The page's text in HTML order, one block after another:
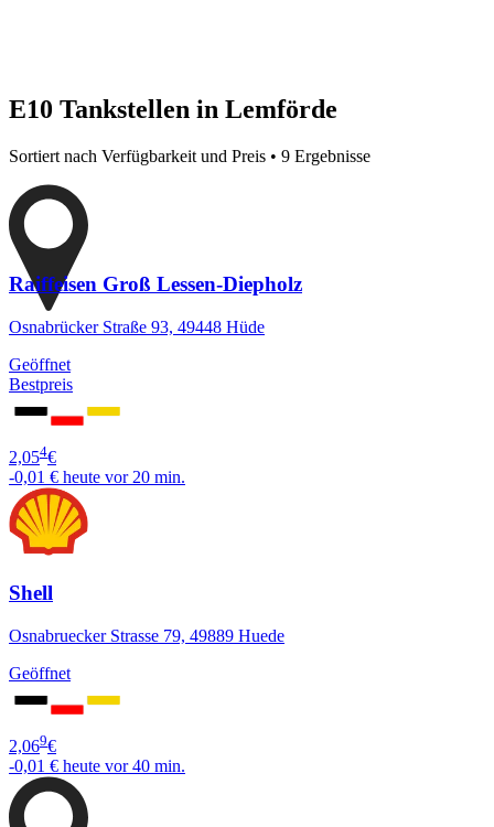
E10 Tankstellen in Lemförde
Sortiert nach Verfügbarkeit und Preis • 9 Ergebnisse
Raiffeisen Groß Lessen-Diepholz
Osnabrücker Straße 93, 49448 Hüde
Geöffnet
Bestpreis
2,054€
-0,01 € heute vor 20 min.
Shell
Osnabruecker Strasse 79, 49889 Huede
Geöffnet
2,069€
-0,01 € heute vor 40 min.